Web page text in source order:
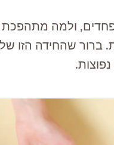
ולמה מתהפכת
ברור שהחידה הזו